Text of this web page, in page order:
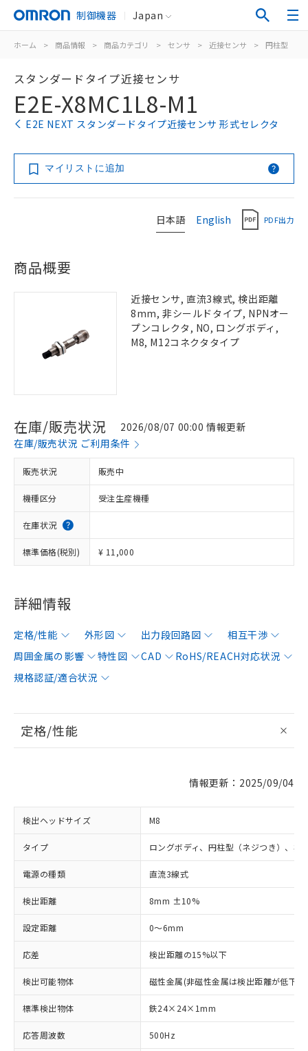
制御機器 Japan
ホーム > 商品情報 > 商品カテゴリ > センサ > 近接センサ > 円柱型
スタンダードタイプ近接センサ
E2E-X8MC1L8-M1
E2E NEXT スタンダードタイプ近接センサ 形式セレクタ
マイリストに追加
日本語 English PDF出力
商品概要
近接センサ, 直流3線式, 検出距離
8mm, 非シールドタイプ, NPNオー
プンコレクタ, NO, ロングボディ,
M8, M12コネクタタイプ
在庫/販売状況
2026/08/07 00:00 情報更新
在庫/販売状況 ご利用条件
販売状況 販売中
機種区分 受注生産機種
在庫状況
標準価格(税別) ¥ 11,000
詳細情報
定格/性能 外形図 出力段回路図
相互干渉
周囲金属の影響
特性図 CAD
RoHS/REACH対応状況
規格認証/適合状況
定格/性能
情報更新：2025/09/04
検出ヘッドサイズ M8
タイプ ロングボディ、円柱型（ネジつき）、非
電源の種類 直流3線式
検出距離 8mm ±10%
設定距離 0～6mm
応差 検出距離の15%以下
検出可能物体 磁性金属(非磁性金属は検出距離が低下し
標準検出物体 鉄24×24×1mm
応答周波数 500Hz